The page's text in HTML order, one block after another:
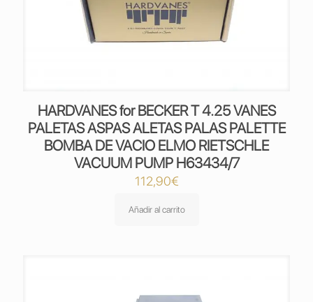
HARDVANES for BECKER T 4.25 VANES
PALETAS ASPAS ALETAS PALAS PALETTE
BOMBA DE VACIO ELMO RIETSCHLE
VACUUM PUMP H63434/7
112,90€
Añadir al carrito